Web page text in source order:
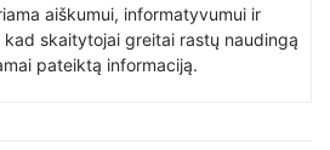
aiškumui, informatyvumui ir
skaitytojai greitai rastų naudingą
pateiktą informaciją.